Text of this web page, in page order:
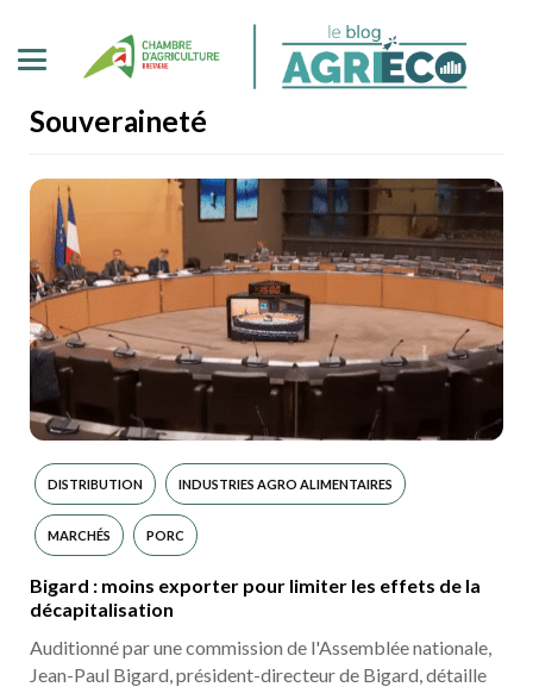
Souveraineté
DISTRIBUTION INDUSTRIES AGRO ALIMENTAIRES
MARCHÉS PORC
Bigard : moins exporter pour limiter les effets de la
décapitalisation
Auditionné par une commission de l'Assemblée nationale,
Jean-Paul Bigard, président-directeur de Bigard, détaille